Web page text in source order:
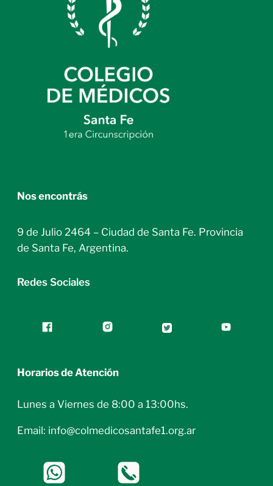
Nos encontrás
9 de Julio 2464 – Ciudad de Santa Fe. Provincia
de Santa Fe, Argentina.
Redes Sociales
Horarios de Atención
Lunes a Viernes de 8:00 a 13:00hs.
Email: info@colmedicosantafe1.org.ar